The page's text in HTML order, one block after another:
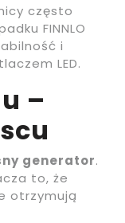
często
FINNLO
i
LED.
–
generator.
to, że
otrzymują